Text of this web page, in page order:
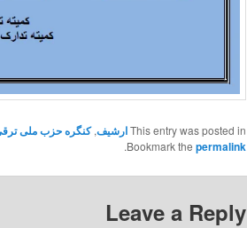
This entry was posted inارشیف,کنگره حزب ملی
Bookmark thepermalink
.
Leave a Reply